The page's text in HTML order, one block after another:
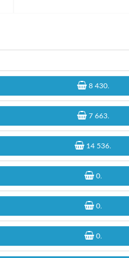
8 430.
7 663.
14 536
0.
0.
0.